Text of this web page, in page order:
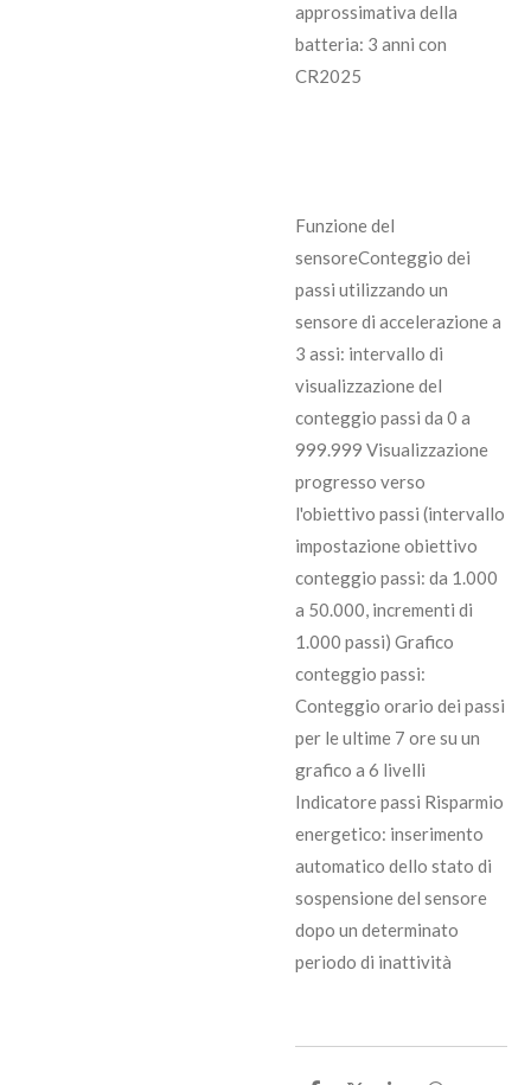
approssimativa della
batteria: 3 anni con
CR2025
Funzione del
sensoreConteggio dei
passi utilizzando un
sensore di accelerazione a
3 assi: intervallo di
visualizzazione del
conteggio passi da 0 a
999.999 Visualizzazione
progresso verso
l'obiettivo passi (intervallo
impostazione obiettivo
conteggio passi: da 1.000
a 50.000, incrementi di
1.000 passi) Grafico
conteggio passi:
Conteggio orario dei passi
per le ultime 7 ore su un
grafico a 6 livelli
Indicatore passi Risparmio
energetico: inserimento
automatico dello stato di
sospensione del sensore
dopo un determinato
periodo di inattività